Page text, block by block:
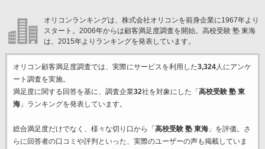
オリコンランキングは、株式会社オリコンを前身企業に1967年より
スタート。2006年からは顧客満足度調査を開始。高校受験 塾 東海
は、2015年よりランキングを発表しています。
オリコン顧客満足度調査では、実際にサービスを利用した3,324人にアンケ
ート調査を実施。
満足度に関する回答を基に、調査企業32社を対象にした「 高校受験 塾 東
海」ランキングを発表しています。
総合満足度だけでなく、様々な切り口から「 高校受験 塾 東海」を評価。さ
らに回答者の口コミや評判といった、実際のユーザーの声も掲載していま